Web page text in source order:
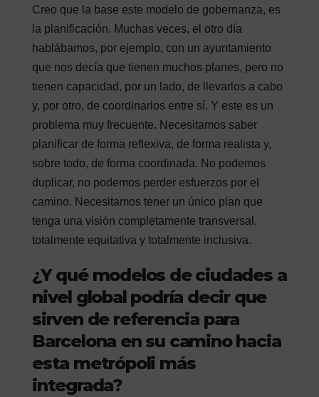
Creo que la base este modelo de gobernanza, es
la planificación. Muchas veces, el otro día
hablábamos, por ejemplo, con un ayuntamiento
que nos decía que tienen muchos planes, pero no
tienen capacidad, por un lado, de llevarlos a cabo
y, por otro, de coordinarlos entre sí. Y este es un
problema muy frecuente. Necesitamos saber
planificar de forma reflexiva, de forma realista y,
sobre todo, de forma coordinada. No podemos
duplicar, no podemos perder esfuerzos por el
camino. Necesitamos tener un único plan que
tenga una visión completamente transversal,
totalmente equitativa y totalmente inclusiva.
¿Y qué modelos de ciudades a
nivel global podría decir que
sirven de referencia para
Barcelona en su camino hacia
esta metrópoli más
integrada?